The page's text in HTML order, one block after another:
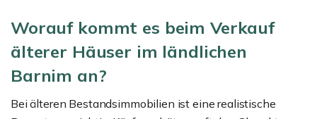
Worauf kommt es beim Verkauf
älterer Häuser im ländlichen
Barnim an?
Bei älteren Bestandsimmobilien ist eine realistische